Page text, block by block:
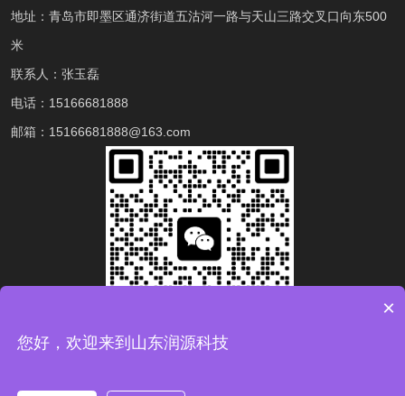
地址：青岛市即墨区通济街道五沽河一路与天山三路交叉口向东500
米
联系人：张玉磊
电话： 15166681888
邮箱： 15166681888@163.com
扫一扫微信二维码
×
您好，欢迎来到山东润源科技